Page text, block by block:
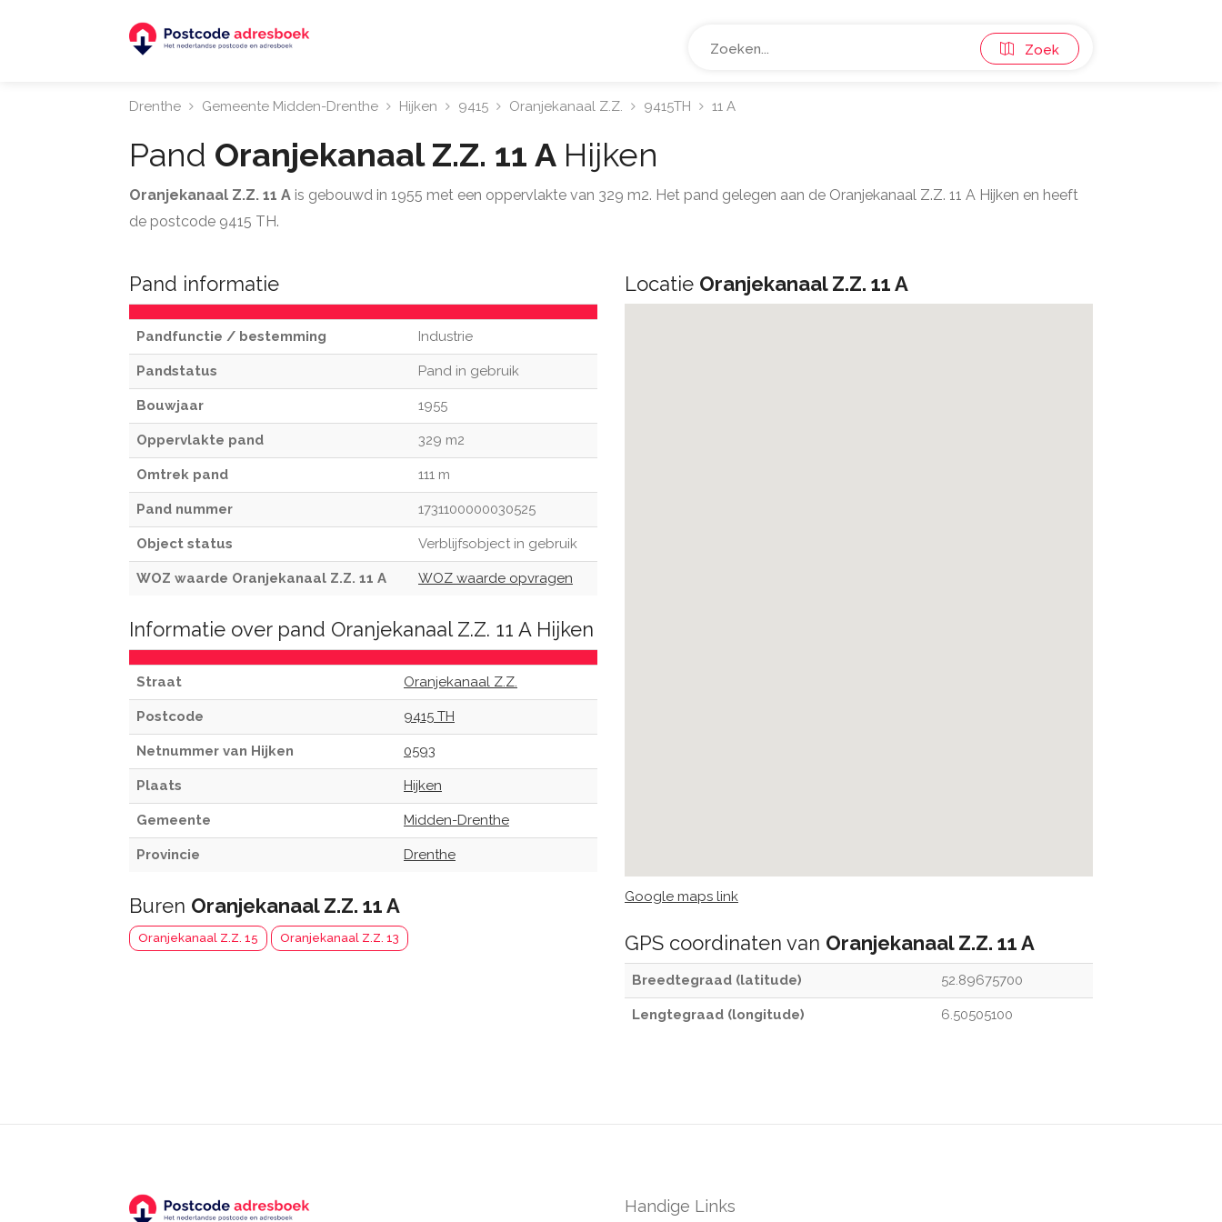
Zoek
Drenthe Gemeente Midden-Drenthe Hijken 9415 Oranjekanaal Z.Z. 9415TH 11 A
Pand Oranjekanaal Z.Z. 11 A Hijken
Oranjekanaal Z.Z. 11 A is gebouwd in 1955 met een oppervlakte van 329 m2. Het pand gelegen aan de Oranjekanaal Z.Z. 11 A Hijken en heeft
de postcode 9415 TH.
Pand informatie
Pandfunctie / bestemming Industrie
Pandstatus Pand in gebruik
Bouwjaar 1955
Oppervlakte pand 329 m2
Omtrek pand 111 m
Pand nummer 1731100000030525
Object status Verblijfsobject in gebruik
WOZ waarde Oranjekanaal Z.Z. 11 A WOZ waarde opvragen
Informatie over pand Oranjekanaal Z.Z. 11 A Hijken
Straat Oranjekanaal Z.Z.
Postcode 9415 TH
Netnummer van Hijken 0593
Plaats Hijken
Gemeente Midden-Drenthe
Provincie Drenthe
Buren Oranjekanaal Z.Z. 11 A
Oranjekanaal Z.Z. 15 Oranjekanaal Z.Z. 13
Locatie Oranjekanaal Z.Z. 11 A
Google maps link
GPS coordinaten van Oranjekanaal Z.Z. 11 A
Breedtegraad (latitude) 52.89675700
Lengtegraad (longitude) 6.50505100
Handige Links